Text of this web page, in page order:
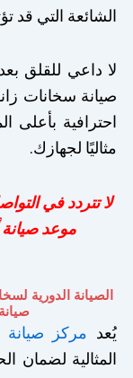
الشائعة التي قد
لا داعي للقلق
صيانة سخانات
احترافية بأعلى
مثاليًا لجهازك.
موعد
الصيانة الدورية
يُعد مركز
المثالية لضمان